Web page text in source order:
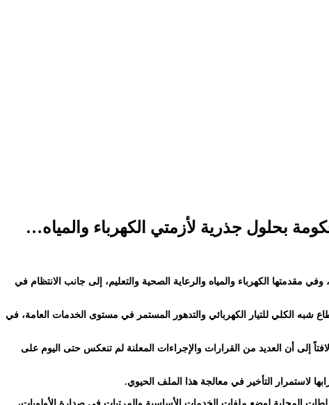
بحلول جذرية لأزمتي الكهرباء والمياه…
الكهرباء والمياه والرعاية الصحية والتعليم، إلى جانب الانتظام في
شبه الكلي للتيار الكهربائي والتدهور المستمر في مستوى الخدمات العامة، في
إلى أن العديد من القرارات والإجراءات المعلنة لم تنعكس حتى اليوم على
لاستمرار التأخير في معالجة هذا الملف الحيوي.